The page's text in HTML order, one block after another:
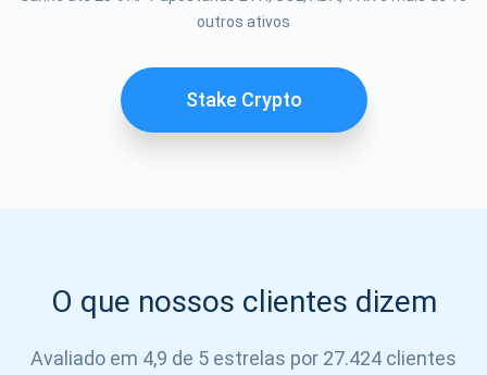
outros ativos
Stake Crypto
O que nossos clientes dizem
Avaliado em 4,9 de 5 estrelas por 27.424 clientes
SE
INSCREVER